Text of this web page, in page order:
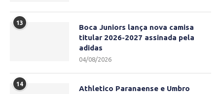
13
Boca Juniors lança nova camisa
titular 2026-2027 assinada pela
adidas
04/08/2026
14
Athletico Paranaense e Umbro